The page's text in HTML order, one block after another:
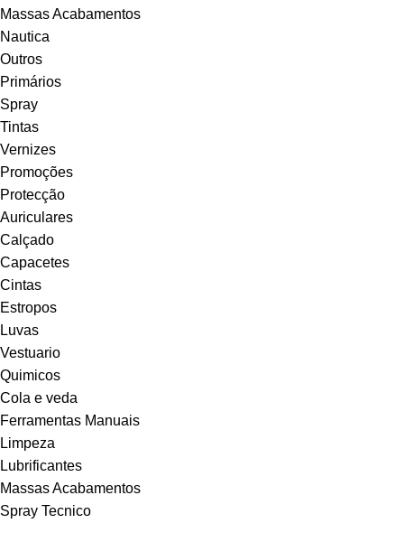
Massas Acabamentos
Nautica
Outros
Primários
Spray
Tintas
Vernizes
Promoções
Protecção
Auriculares
Calçado
Capacetes
Cintas
Estropos
Luvas
Vestuario
Quimicos
Cola e veda
Ferramentas Manuais
Limpeza
Lubrificantes
Massas Acabamentos
Spray Tecnico